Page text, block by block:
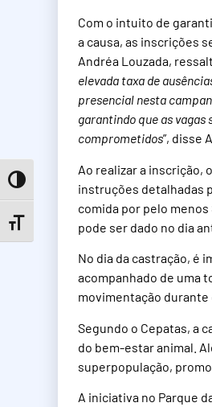
Toggle High Contrast
Toggle Font size
Com o intuito de
a causa, as inscrições
Andréa Louzada,
elevada taxa de
presencial nesta
garantindo que as
comprometidos”, disse
Ao realizar a inscrição,
instruções detalhadas
comida por pelo
pode ser dado no dia
No dia da castração, é
acompanhado de uma
movimentação durante
Segundo o Cepatas, a
do bem-estar animal.
superpopulação,
A iniciativa no Parque